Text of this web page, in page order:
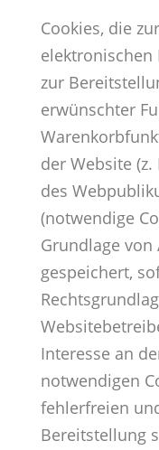
Cookies, die
elektronischen
zur
erwünschter
der Website
des
(notwendige
Grundlage von
gespeichert,
Interesse an
notwendigen
fehlerfreien
Bereitstellung